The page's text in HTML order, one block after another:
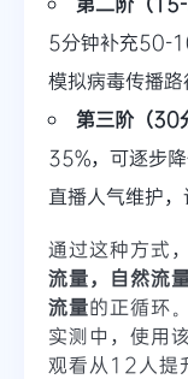
5分钟补充50-
模拟病毒传播路
第三阶（30
35%，可逐步
直播人气维护，
通过这种方式
流量，自然流
流量的正循环
实测中，使用
观看从12人提